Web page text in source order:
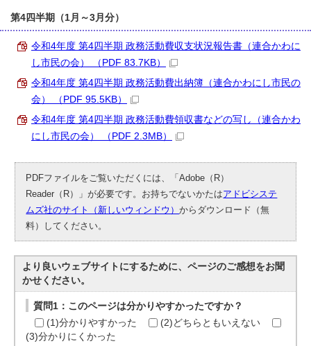
第4四半期（1月～3月分）
令和4年度 第4四半期 政務活動費収支状況報告書（連合かわに
し市民の会） （PDF 83.7KB）
令和4年度 第4四半期 政務活動費出納簿（連合かわにし市民の
会） （PDF 95.5KB）
令和4年度 第4四半期 政務活動費領収書などの写し（連合かわ
にし市民の会） （PDF 2.3MB）
PDFファイルをご覧いただくには、「Adobe（R）
Reader（R）」が必要です。お持ちでないかたはアドビシステ
ムズ社のサイト（新しいウィンドウ）からダウンロード（無
料）してください。
より良いウェブサイトにするために、ページのご感想をお聞
かせください。
質問1：このページは分かりやすかったですか？
(1)分かりやすかった
(2)どちらともいえない
(3)分かりにくかった